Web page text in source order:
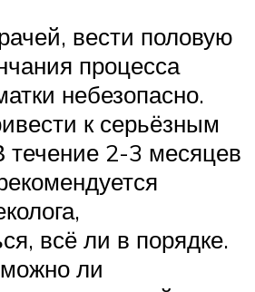
вести половую
процесса
небезопасно.
к серьёзным
2-3 месяцев
всё ли в порядке.
ли